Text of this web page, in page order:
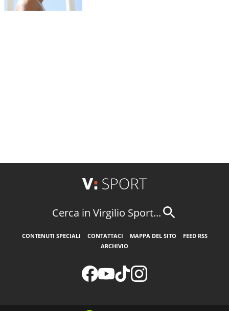
Cerca in Virgilio Sport...
CONTENUTI SPECIALI CONTATTACI MAPPA DEL SITO
FEED RSS
ARCHIVIO